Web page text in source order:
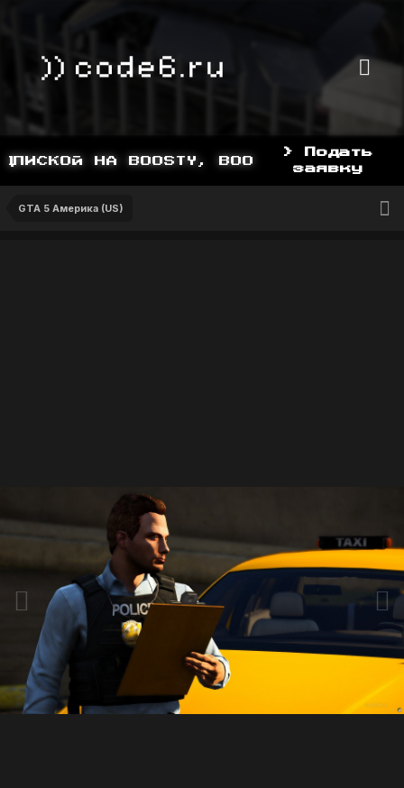
НА BOOSTY, BOOSTY.TO/YDDY
> Подать
заявку
GTA 5 Америка (US)